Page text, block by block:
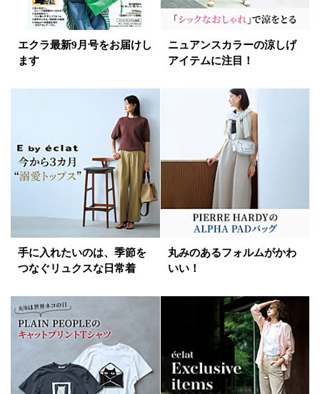
エクラ最新9月号をお届けし
ます
ニュアンスカラーの涼しげ
アイテムに注目！
手に入れたいのは、季節を
つなぐリュクスな日常着
丸みのあるフォルムがかわ
いい！